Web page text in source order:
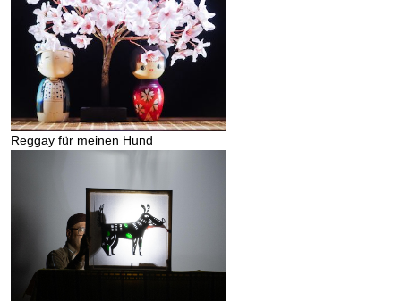
Reggay für meinen Hund